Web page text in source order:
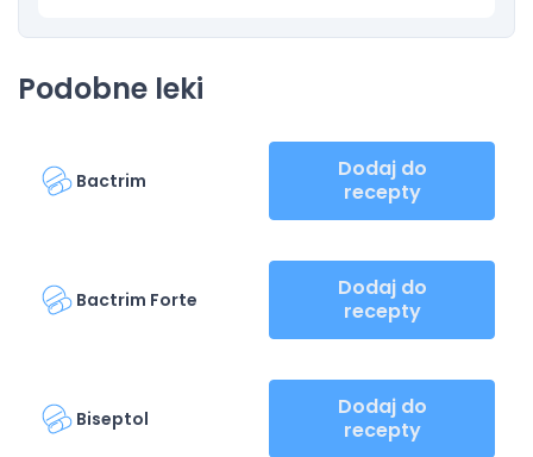
Podobne leki
Bactrim
Dodaj do
recepty
Bactrim Forte
Dodaj do
recepty
Biseptol
Dodaj do
recepty